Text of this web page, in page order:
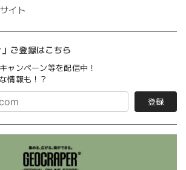
イト
」ご登録はこちら
ャンペーン等を配信中！
情報も！？
登録